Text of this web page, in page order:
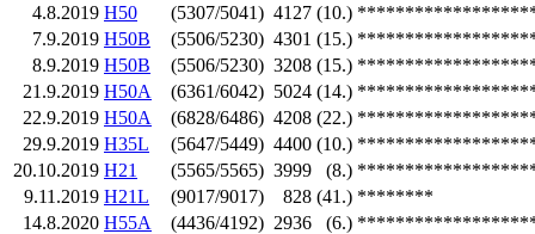
4.8.2019 H50 (5307/5041) 4127 (10.)
7.9.2019 H50B (5506/5230) 4301 (15.)
8.9.2019 H50B (5506/5230) 3208 (15.)
21.9.2019 H50A (6361/6042) 5024 (14.)
22.9.2019 H50A (6828/6486) 4208 (22.)
29.9.2019 H35L (5647/5449) 4400 (10.)
20.10.2019 H21 (5565/5565) 3999 (8.)
9.11.2019 H21L (9017/9017) 828 (41.) ********
14.8.2020 H55A (4436/4192) 2936 (6.)